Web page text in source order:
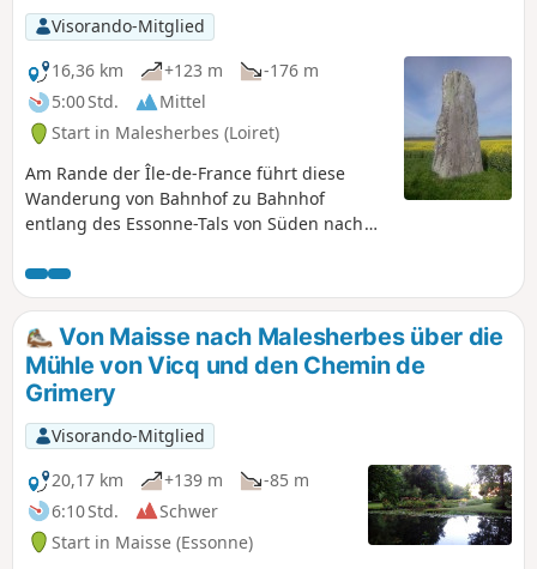
Visorando-Mitglied
16,36 km
+123 m
-176 m
5:00 Std.
Mittel
Start in Malesherbes (Loiret)
Am Rande der Île-de-France führt diese
Wanderung von Bahnhof zu Bahnhof
entlang des Essonne-Tals von Süden nach
begehene kleine Straßen und Feldwege. Auf
dieser Route können Sie ein interessantes
Kulturerbe entdecken: Mühlen, Kirchen und
Schlösser sowie einen Menhir und einen
Polierer, die von der langen
Besiedlungsgeschichte dieser Orte zeugen.
Von Maisse nach Malesherbes über die
Mühle von Vicq und den Chemin de
Grimery
Visorando-Mitglied
20,17 km
+139 m
-85 m
6:10 Std.
Schwer
Start in Maisse (Essonne)